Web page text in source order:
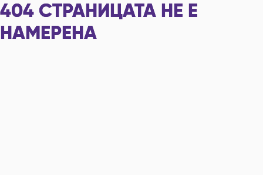
404 СТРАНИЦАТА НЕ Е
НАМЕРЕНА